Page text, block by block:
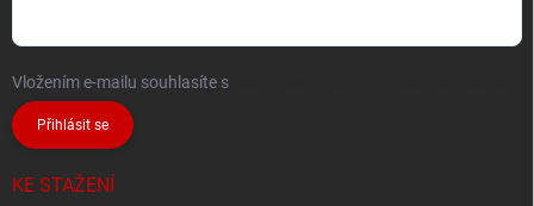
Vložením e-mailu souhlasíte s
Přihlásit se
KE STAŽENÍ